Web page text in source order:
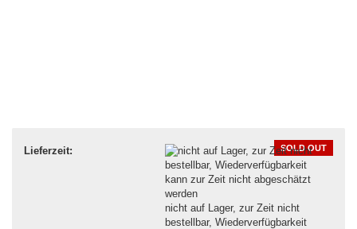
SOLD OUT
Lieferzeit:
nicht auf Lager, zur Zeit nicht
bestellbar, Wiederverfügbarkeit